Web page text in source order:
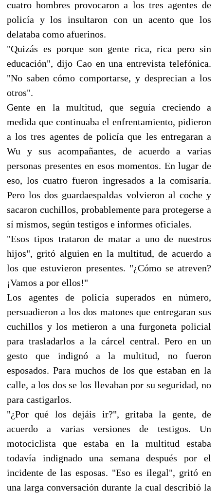
cuatro hombres provocaron a los tres agentes de
policía y los insultaron con un acento que los
delataba como afuerinos.
"Quizás es porque son gente rica, rica pero sin
educación", dijo Cao en una entrevista telefónica.
"No saben cómo comportarse, y desprecian a los
otros".
Gente en la multitud, que seguía creciendo a
medida que continuaba el enfrentamiento, pidieron
a los tres agentes de policía que les entregaran a
Wu y sus acompañantes, de acuerdo a varias
personas presentes en esos momentos. En lugar de
eso, los cuatro fueron ingresados a la comisaría.
Pero los dos guardaespaldas volvieron al coche y
sacaron cuchillos, probablemente para protegerse a
sí mismos, según testigos e informes oficiales.
"Esos tipos trataron de matar a uno de nuestros
hijos", gritó alguien en la multitud, de acuerdo a
los que estuvieron presentes. "¿Cómo se atreven?
¡Vamos a por ellos!"
Los agentes de policía superados en número,
persuadieron a los dos matones que entregaran sus
cuchillos y los metieron a una furgoneta policial
para trasladarlos a la cárcel central. Pero en un
gesto que indignó a la multitud, no fueron
esposados. Para muchos de los que estaban en la
calle, a los dos se los llevaban por su seguridad, no
para castigarlos.
"¿Por qué los dejáis ir?", gritaba la gente, de
acuerdo a varias versiones de testigos. Un
motociclista que estaba en la multitud estaba
todavía indignado una semana después por el
incidente de las esposas. "Eso es ilegal", gritó en
una larga conversación durante la cual describió la